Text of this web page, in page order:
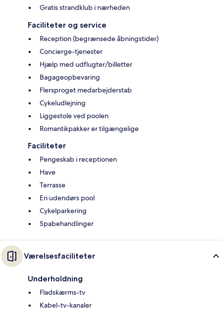
Gratis strandklub i nærheden
Faciliteter og service
Reception (begrænsede åbningstider)
Concierge-tjenester
Hjælp med udflugter/billetter
Bagageopbevaring
Flersproget medarbejderstab
Cykeludlejning
Liggestole ved poolen
Romantikpakker er tilgængelige
Faciliteter
Pengeskab i receptionen
Have
Terrasse
En udendørs pool
Cykelparkering
Spabehandlinger
Værelsesfaciliteter
Underholdning
Fladskærms-tv
Kabel-tv-kanaler